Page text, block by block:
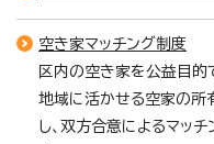
空き家マッチング制度
区内の空き家を公益目的
地域に活かせる空家の所
し、双方合意によるマッ